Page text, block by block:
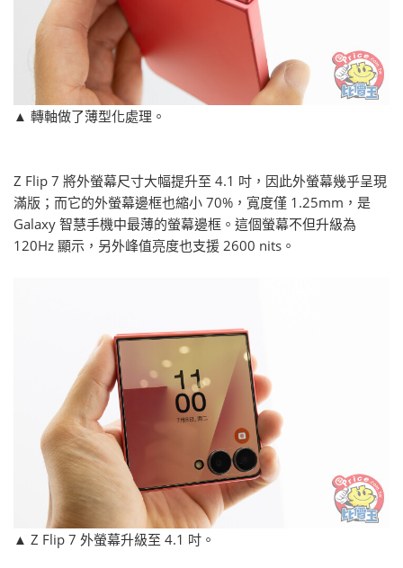
▲ 轉軸做了薄型化處理。
Z Flip 7 將外螢幕尺寸大幅提升至 4.1 吋，因此外螢幕幾乎呈現
滿版；而它的外螢幕邊框也縮小 70%，寬度僅 1.25mm，是
Galaxy 智慧手機中最薄的螢幕邊框。這個螢幕不但升級為
120Hz 顯示，另外峰值亮度也支援 2600 nits。
▲ Z Flip 7 外螢幕升級至 4.1 吋。